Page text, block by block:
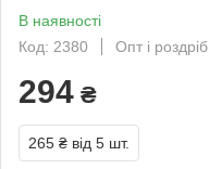
В наявності
Код: 2380
Опт і роздріб
294 ₴
265 ₴ від 5 шт.